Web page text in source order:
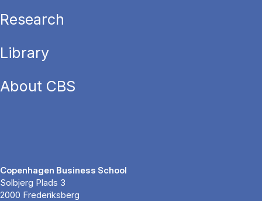
Research
Library
About CBS
Copenhagen Business School
Solbjerg Plads 3
2000 Frederiksberg